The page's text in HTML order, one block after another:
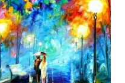
pembuatan gambar lebih
baik salah satu syaratnya
menggambar merupakan
adalah bahan yang paling
menggambar